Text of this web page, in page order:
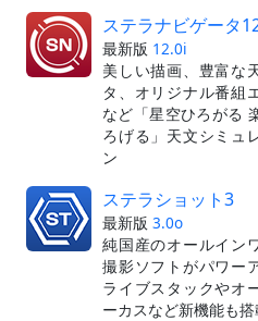
ステラナビゲータ
最新版 12.0i
美しい描画、豊富な
タ、オリジナル番組
など「星空ひろがる
ろげる」天文シミュ
ン
ステラショット3
最新版 3.0o
純国産のオールイン
撮影ソフトがパワー
ライブスタックやオ
ーカスなど新機能も